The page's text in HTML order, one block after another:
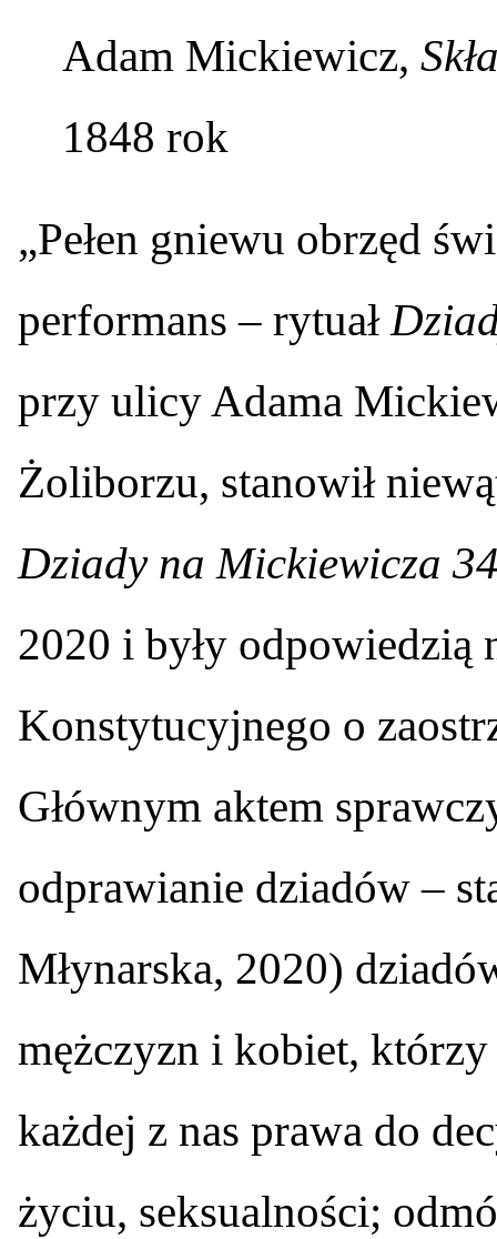
Adam Mickiewicz,
1848 rok
„Pełen gniewu obrzęd
performans – rytuał
przy ulicy Adama
Żoliborzu, stanowił
Dziady na Mickiewicza
2020 i były odpowiedzią
Konstytucyjnego o
Głównym aktem
odprawianie dziadów –
Młynarska, 2020)
mężczyzn i kobiet,
każdej z nas prawa do
życiu, seksualności;